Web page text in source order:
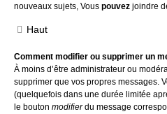
nouveaux sujets, Vous pouvez joindre
Haut
Comment modifier ou supprimer un
À moins d’être administrateur ou
supprimer que vos propres messages.
(quelquefois dans une durée limitée
le bouton modifierdu message